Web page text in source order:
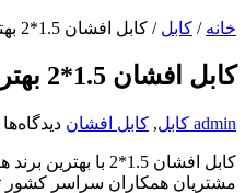
خانه / کابل / کابل افشان 1.5*2 بهترین قیمت بازار
کابل افشان 1.5*2 بهترین قیمت بازار
admin کابل, کابل افشان دیدگاه‌ها
مشتریان همکاران سراسر